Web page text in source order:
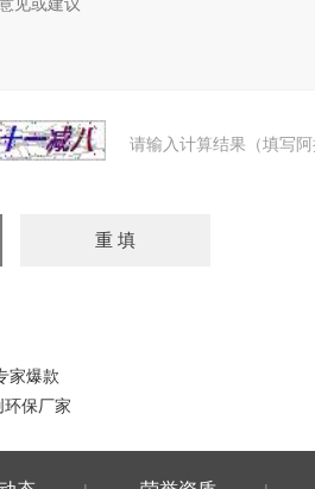
请输入计算结果（填写
家爆款
保厂家